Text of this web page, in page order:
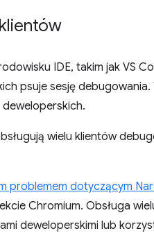
IDE, takim jak VS
psuje sesję debugowania.
wielu klientów
problemem dotyczącym
Chromium. Obsługa
deweloperskimi lub